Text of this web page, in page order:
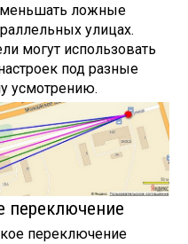
ложные
улицах.
могут использовать
под разные
усмотрению.
переключение
переключение